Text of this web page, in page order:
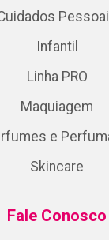
Infantil
Linha PRO
Maquiagem
e
Skincare
Fale Conosco